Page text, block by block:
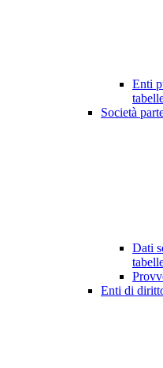
Enti
Società
Dati
Enti di